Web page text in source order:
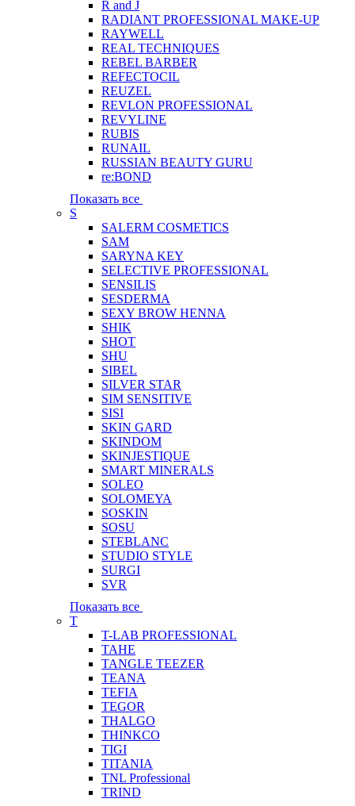
R and J
RADIANT PROFESSIONAL MAKE-UP
RAYWELL
REAL TECHNIQUES
REBEL BARBER
REFECTOCIL
REUZEL
REVLON PROFESSIONAL
REVYLINE
RUBIS
RUNAIL
RUSSIAN BEAUTY GURU
re:BOND
Показать все
S
SALERM COSMETICS
SAM
SARYNA KEY
SELECTIVE PROFESSIONAL
SENSILIS
SESDERMA
SEXY BROW HENNA
SHIK
SHOT
SHU
SIBEL
SILVER STAR
SIM SENSITIVE
SISI
SKIN GARD
SKINDOM
SKINJESTIQUE
SMART MINERALS
SOLEO
SOLOMEYA
SOSKIN
SOSU
STEBLANC
STUDIO STYLE
SURGI
SVR
Показать все
T
T-LAB PROFESSIONAL
TAHE
TANGLE TEEZER
TEANA
TEFIA
TEGOR
THALGO
THINKCO
TIGI
TITANIA
TNL Professional
TRIND